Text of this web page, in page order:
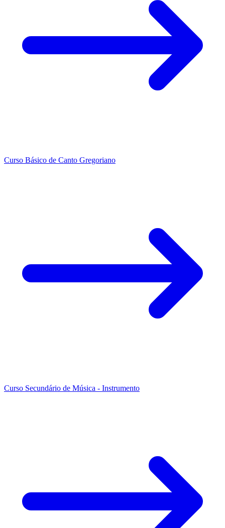
Curso Básico de Canto Gregoriano
Curso Secundário de Música - Instrumento